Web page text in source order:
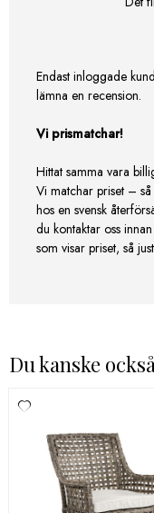
Endast inloggade
lämna en recension.
Vi prismatchar!
Hittat samma vara
Vi matchar priset –
hos en svensk
du kontaktar oss
som visar priset, så
Du kanske